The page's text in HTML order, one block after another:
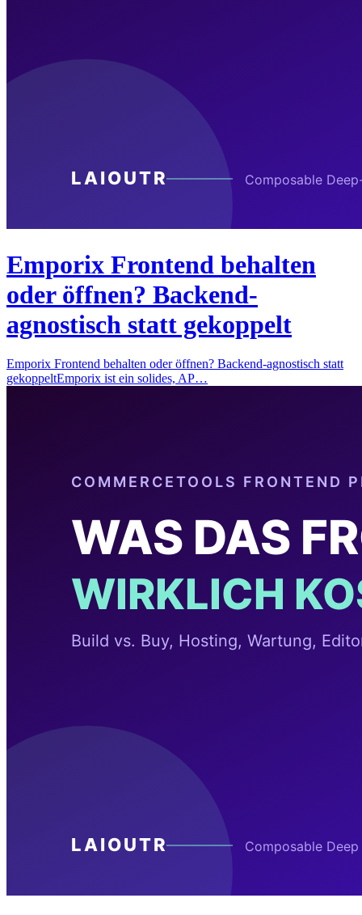
Emporix Frontend behalten
oder öffnen? Backend-
agnostisch statt gekoppelt
Emporix Frontend behalten oder öffnen? Backend-agnostisch statt
gekoppeltEmporix ist ein solides, AP…